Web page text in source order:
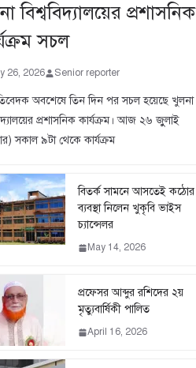
বিশ্ববিদ্যালয়ের প্রশাসনিক
সচল
26, 2026 Senior reporter
অবশেষে তিন দিন পর সচল হয়েছে খুলনা
প্রশাসনিক কার্যক্রম। আজ ২৬ জুুলাই
সকাল ৯টা থেকে কার্যক্রম
বিতর্ক সামনে আসতেই কঠোর
ব্যবস্থা নিলেন খুকৃবি ভাইস
চ্যান্সেলর
May 14, 2026
প্রফেসর আব্দুর রশিদের ২য়
মৃত্যুবার্ষিকী পালিত
April 16, 2026